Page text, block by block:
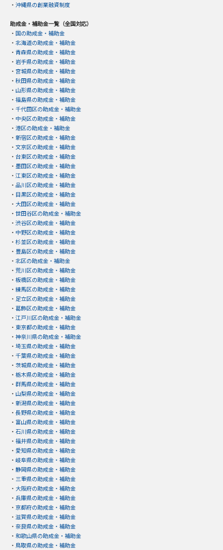
・ 沖縄県の創業融資制度
助成金・補助金一覧（全国対応）
・ 国の助成金・補助金
・ 北海道の助成金・補助金
・ 青森県の助成金・補助金
・ 岩手県の助成金・補助金
・ 宮城県の助成金・補助金
・ 秋田県の助成金・補助金
・ 山形県の助成金・補助金
・ 福島県の助成金・補助金
・ 千代田区の助成金・補助金
・ 中央区の助成金・補助金
・ 港区の助成金・補助金
・ 新宿区の助成金・補助金
・ 文京区の助成金・補助金
・ 台東区の助成金・補助金
・ 墨田区の助成金・補助金
・ 江東区の助成金・補助金
・ 品川区の助成金・補助金
・ 目黒区の助成金・補助金
・ 大田区の助成金・補助金
・ 世田谷区の助成金・補助金
・ 渋谷区の助成金・補助金
・ 中野区の助成金・補助金
・ 杉並区の助成金・補助金
・ 豊島区の助成金・補助金
・ 北区の助成金・補助金
・ 荒川区の助成金・補助金
・ 板橋区の助成金・補助金
・ 練馬区の助成金・補助金
・ 足立区の助成金・補助金
・ 葛飾区の助成金・補助金
・ 江戸川区の助成金・補助金
・ 東京都の助成金・補助金
・ 神奈川県の助成金・補助金
・ 埼玉県の助成金・補助金
・ 千葉県の助成金・補助金
・ 茨城県の助成金・補助金
・ 栃木県の助成金・補助金
・ 群馬県の助成金・補助金
・ 山梨県の助成金・補助金
・ 新潟県の助成金・補助金
・ 長野県の助成金・補助金
・ 富山県の助成金・補助金
・ 石川県の助成金・補助金
・ 福井県の助成金・補助金
・ 愛知県の助成金・補助金
・ 岐阜県の助成金・補助金
・ 静岡県の助成金・補助金
・ 三重県の助成金・補助金
・ 大阪府の助成金・補助金
・ 兵庫県の助成金・補助金
・ 京都府の助成金・補助金
・ 滋賀県の助成金・補助金
・ 奈良県の助成金・補助金
・ 和歌山県の助成金・補助金
・ 鳥取県の助成金・補助金